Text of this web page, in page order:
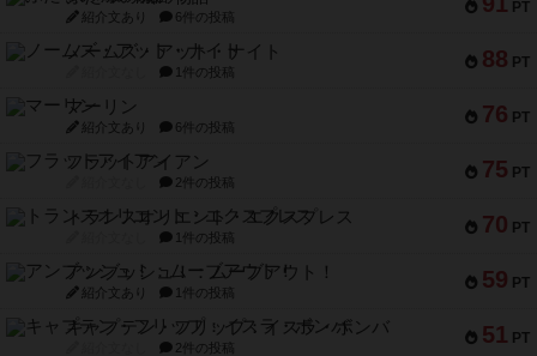
PT
紹介文あり 6件の投稿
88 PT
ノームズ・アット・ナイト
1件の投稿
76 PT
マーリン
紹介文あり 6件の投稿
75 PT
フラットアイアン
2件の投稿
70 PT
トランスオリエント・エクスプレス
1件の投稿
59 PT
アンブッシュ！：ムーブアウト！
紹介文あり 1件の投稿
51 PT
キャプテン・フリップ：イスラ・ボンバ
2件の投稿